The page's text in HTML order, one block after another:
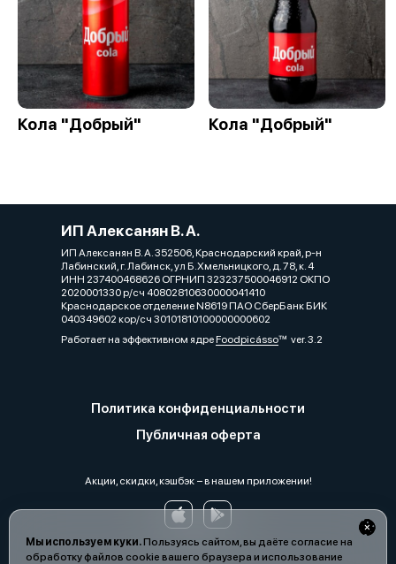
Мы используем куки.Пользуясь сайтом, вы даёте согласие на
обработку файлов cookie вашего браузера и использование
Кола "Добрый" Кола "Добрый"
ИП Алексанян В. А.
ИП Алексанян В. А. 352506, Краснодарский край, р-н
Лабинский, г. Лабинск, ул Б.Хмельницкого, д. 78, к. 4
ИНН 237400468626 ОГРНИП 323237500046912 ОКПО
2020001330 р/сч 40802810630000041410
Краснодарское отделение N8619 ПАО СберБанк БИК
040349602 кор/сч 30101810100000000602
Работает на эффективном ядреFoodpicássover. 3.2
Политика конфиденциальности
Публичная оферта
Акции, скидки, кэшбэк − в нашем приложении!